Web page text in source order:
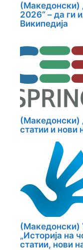
(Македонски)
2026“ – да ги
Википедија
(Македонски)
статии и нови
(Македонски)
„Историја на
статии, нови